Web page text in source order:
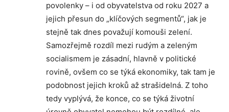
povolenky – i od obyvatelstva od roku 2027 a
jejich přesun do „klíčových segmentů“, jak je
stejně tak dnes považují komouši zelení.
Samozřejmě rozdíl mezi rudým a zeleným
socialismem je zásadní, hlavně v politické
rovině, ovšem co se týká ekonomiky, tak tam je
podobnost jejich kroků až strašidelná. Z toho
tedy vyplývá, že konce, co se týká životní